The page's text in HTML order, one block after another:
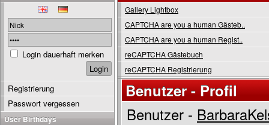
Gallery Lightbox
CAPTCHA are you a human Gästeb..
CAPTCHA are you a human Regist..
reCAPTCHA Gästebuch
reCAPTCHA Registrierung
Benutzer - Profil
Benutzer -
Login dauerhaft merken
Registrierung
Passwort vergessen
User Birthdays